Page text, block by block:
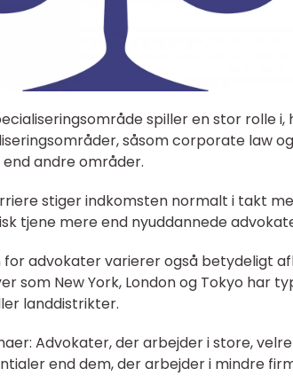
spiller en stor rolle
såsom corporate law
andre områder.
stiger indkomsten normalt i takt
tjene mere end nyuddannede
for advokater varierer også betydeligt
som New York, London og Tokyo har
landdistrikter.
Advokater, der arbejder i store,
end dem, der arbejder i mindre